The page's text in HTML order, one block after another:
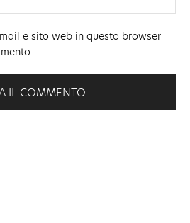
e sito web in questo browser